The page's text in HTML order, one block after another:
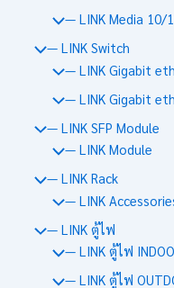
— LINK Media 10/
— LINK Switch
— LINK Gigabit
— LINK Gigabit
— LINK SFP Module
— LINK Module
— LINK Rack
— LINK
— LINK ตู้ไฟ
— LINK ตู้ไฟ
— LINK ตู้ไฟ